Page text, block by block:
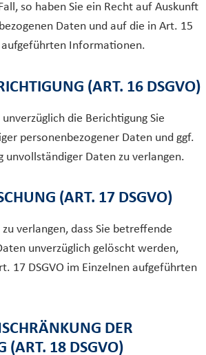
so haben Sie ein Recht auf Auskunft
Daten und auf die in Art. 15
aufgeführten Informationen.
(ART. 16 DSGVO)
die Berichtigung Sie
personenbezogener Daten und ggf.
unvollständiger Daten zu verlangen.
(ART. 17 DSGVO)
verlangen, dass Sie betreffende
unverzüglich gelöscht werden,
17 DSGVO im Einzelnen aufgeführten
DER
(ART. 18 DSGVO)